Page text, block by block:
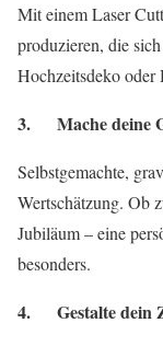
Mit einem Laser
produzieren, die
Hochzeitsdeko oder
3. Mache deine
Selbstgemachte,
Wertschätzung. Ob
Jubiläum – eine
besonders.
4. Gestalte dein